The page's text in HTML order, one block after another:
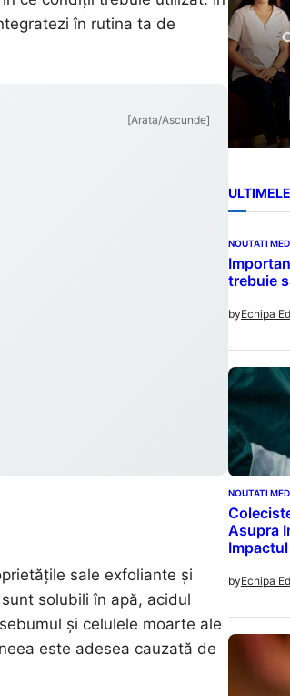
în rutina ta de
[Arata/Ascunde]
sale exfoliante și
solubili în apă, acidul
și celulele moarte ale
este adesea cauzată de
NOUTATI
trebuie
byEchipa
NOUTATI
Asupra
byEchipa